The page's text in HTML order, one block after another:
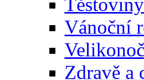
Těstoviny
Vánoční
Zdravě a